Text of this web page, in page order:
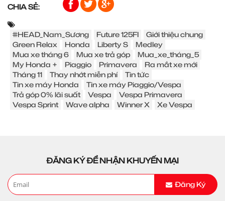
CHIA SẺ:
#HEAD_Nam_Sương Future 125FI
Giới thiệu chung
Green Relax
Honda Liberty S
Medley
Mua xe tháng 6
Mua xe trả góp
Mua_xe_tháng_5
My Honda +
Piaggio Primavera
Ra mắt xe mới
Tháng 11
Thay nhớt miễn phí
Tin tức
Tin xe máy Honda
Tin xe máy Piaggio/Vespa
Trả góp 0% lãi suất
Vespa
Vespa Primavera
Vespa Sprint
Wave alpha Winner X Xe Vespa
ĐĂNG KÝ ĐỂ NHẬN KHUYẾN MẠI
Đăng Ký